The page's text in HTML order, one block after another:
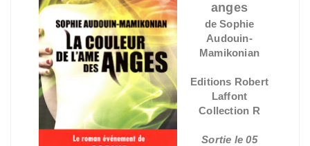
anges
de Sophie
Audouin-
Mamikonian
Editions Robert
Laffont
Collection R
Sortie le 05